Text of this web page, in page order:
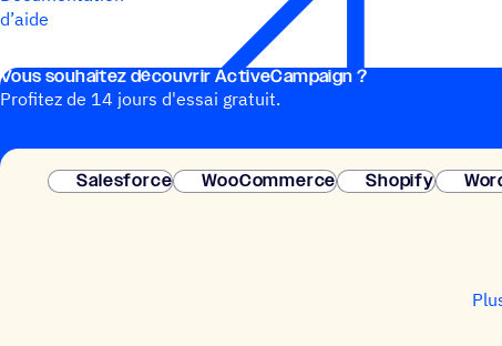
d’aide
Vous souhai­tez découvrir ActiveCampaign ?
Profitez de 14 jours d'essai gratuit.
Salesforce
WooCommerce Shopify